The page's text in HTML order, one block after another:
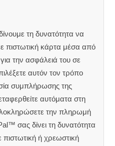
τη δυνατότητα να
πιστωτική κάρτα μέσα από
την ασφάλειά του σε
αυτόν τον τρόπο
συμπλήρωσης της
αυτόματα στη
την πληρωμή
σας δίνει τη δυνατότητα
ή χρεωστική